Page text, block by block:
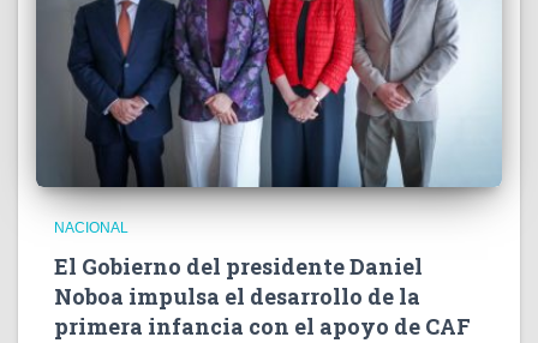
NACIONAL
El Gobierno del presidente Daniel
Noboa impulsa el desarrollo de la
primera infancia con el apoyo de CAF